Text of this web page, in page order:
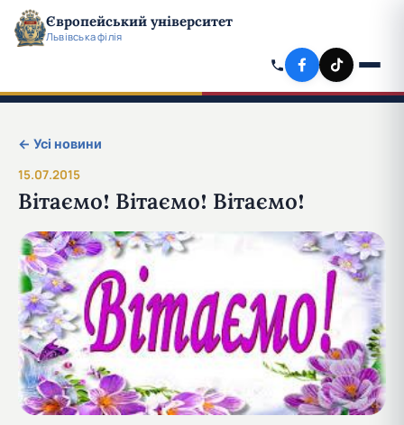
Європейський університет
Львівська філія
← Усі новини
15.07.2015
Вітаємо! Вітаємо! Вітаємо!